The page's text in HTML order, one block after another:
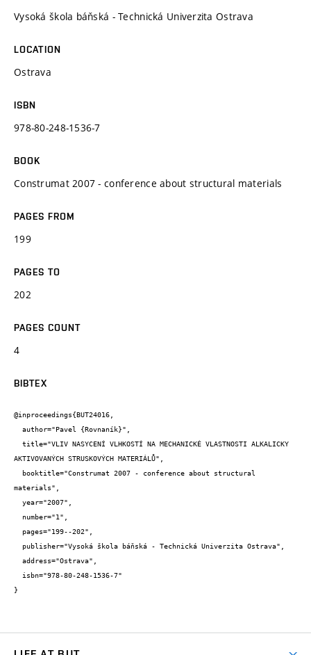
Vysoká škola báňská - Technická Univerzita Ostrava
LOCATION
Ostrava
ISBN
978-80-248-1536-7
BOOK
Construmat 2007 - conference about structural materials
PAGES FROM
199
PAGES TO
202
PAGES COUNT
4
BIBTEX
@inproceedings{BUT24016,
AKTIVOVANÝCH STRUSKOVÝCH MATERIÁLŮ",
materials",
}